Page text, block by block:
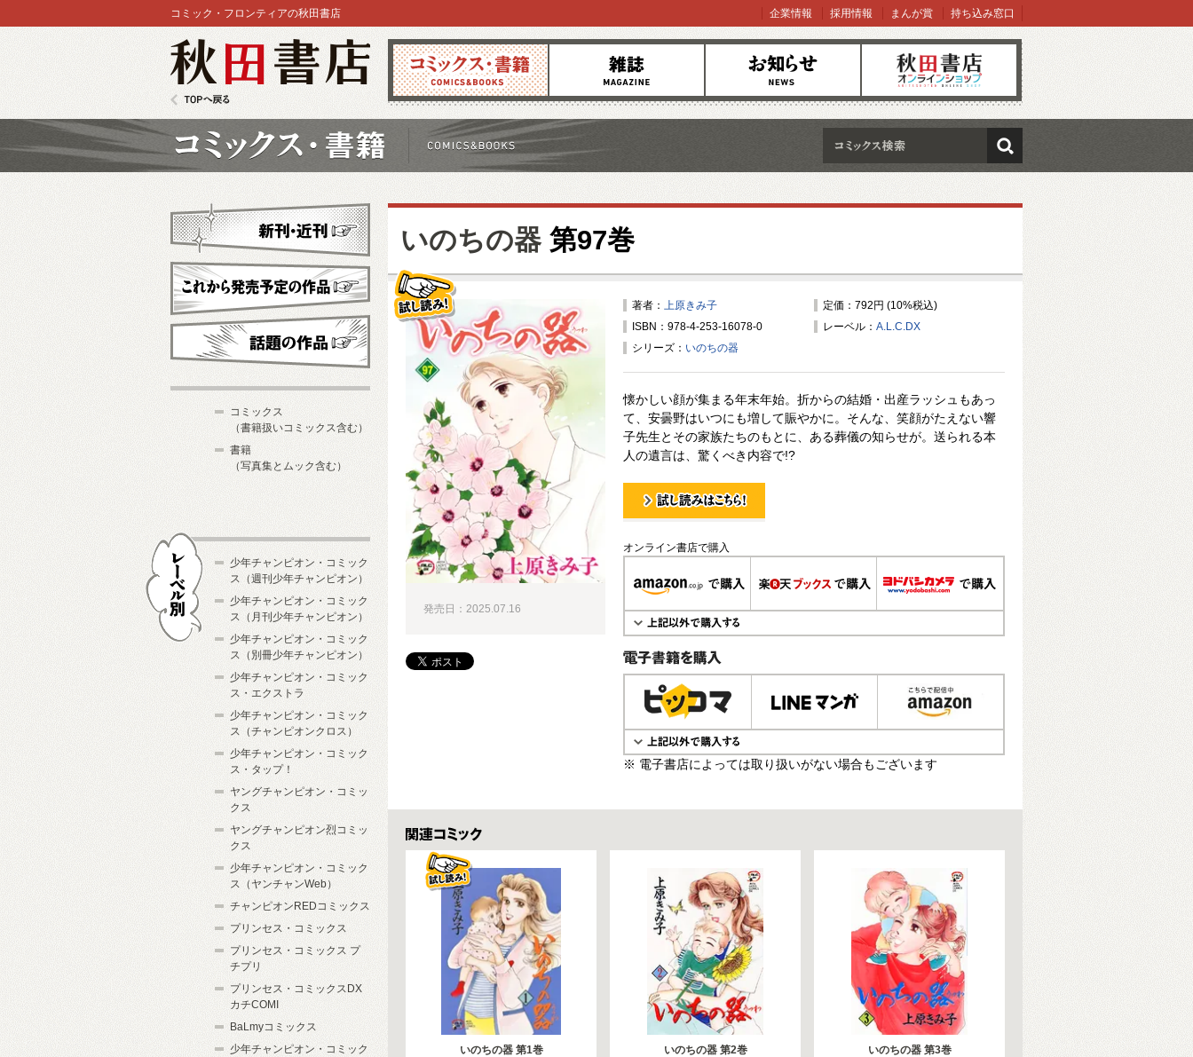
コミックス 雑誌 お知らせ オンラインショップ
コミック・フロンティアの秋田書店 企業情報 採用情報 まんが賞 持ち込み窓口
検索
いのちの器第97巻
著者： 上原きみ子
定価：792円 (10%税込)
ISBN：978-4-253-16078-0
レーベル： A.L.C.DX
シリーズ： いのちの器
懐かしい顔が集まる年末年始。折からの結婚・出産ラッシュもあっ
て、安曇野はいつにも増して賑やかに。そんな、笑顔がたえない響
子先生とその家族たちのもとに、ある葬儀の知らせが。送られる本
人の遺言は、驚くべき内容で!?
試し読み！
オンライン書店で購入
電子書籍で購入
※ 電子書店によっては取り扱いがない場合もございます
発売日：2025.07.16
関連コミックス
いのちの器 第1巻 いのちの器 第2巻 いのちの器 第3巻
新刊・近刊
これから発売予定
コミックス
（書籍扱いコミックス含む）
書籍
（写真集とムック含む）
少年チャンピオン・コミック
ス（週刊少年チャンピオン）
少年チャンピオン・コミック
ス（月刊少年チャンピオン）
少年チャンピオン・コミック
ス（別冊少年チャンピオン）
少年チャンピオン・コミック
ス・エクストラ
少年チャンピオン・コミック
ス（チャンピオンクロス）
少年チャンピオン・コミック
ス・タップ！
ヤングチャンピオン・コミッ
クス
ヤングチャンピオン烈コミッ
クス
少年チャンピオン・コミック
ス（ヤンチャンWeb）
チャンピオンREDコミックス
プリンセス・コミックス
プリンセス・コミックス プ
チプリ
プリンセス・コミックスDX
カチCOMI
BaLmyコミックス
少年チャンピオン・コミック